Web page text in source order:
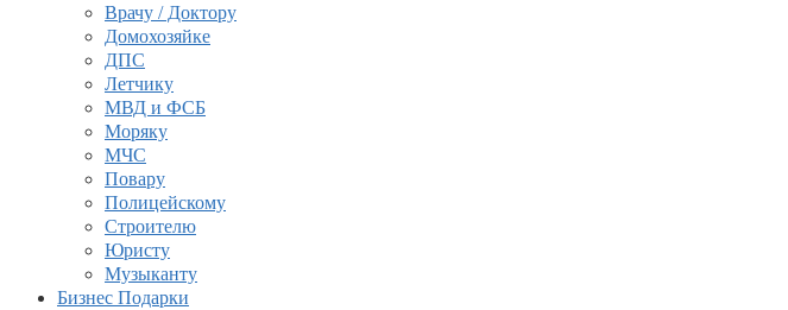
Врачу / Доктору
Домохозяйке
ДПС
Летчику
МВД и ФСБ
Моряку
МЧС
Повару
Полицейскому
Строителю
Юристу
Музыканту
Бизнес Подарки